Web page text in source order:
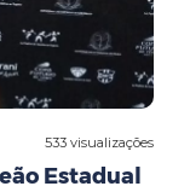
533 visualizações
Estadual